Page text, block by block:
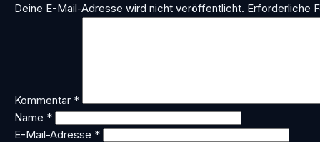
Deine E-Mail-Adresse wird nicht veröffentlicht. Erforderliche
Kommentar *
Name *
E-Mail-Adresse *